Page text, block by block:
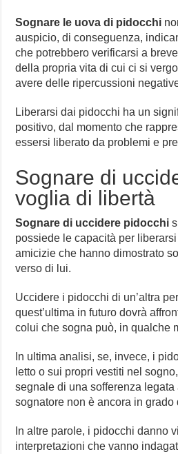
Sognare le uova di pidocchi
auspicio, di conseguenza,
che potrebbero verificarsi a
della propria vita di cui ci si
avere delle ripercussioni
Liberarsi dai pidocchi ha un
positivo, dal momento che
essersi liberato da problemi e
Sognare di
voglia di libertà
Sognare di uccidere pidocchi
possiede le capacità per
amicizie che hanno dimostrato
verso di lui.
Uccidere i pidocchi di un’altra
quest’ultima in futuro dovrà
colui che sogna può, in qualche
In ultima analisi, se, invece, i
letto o sui propri vestiti nel
segnale di una sofferenza legata
sognatore non è ancora in grado
In altre parole, i pidocchi danno
interpretazioni che vanno